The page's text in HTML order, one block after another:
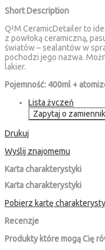
Short Description
Q²M CeramicDetailer to
z powłoką ceramiczną,
światów – sealantów w
pochodzi jego nazwa.
lakier.
Pojemność: 400ml +
Lista życzeń
Zapytaj o zamiennik
Drukuj
Wyślij znajomemu
Karta charakterystyki
Karta charakterystyki
Pobierz kartę
Recenzje
Produkty które mogą Cię